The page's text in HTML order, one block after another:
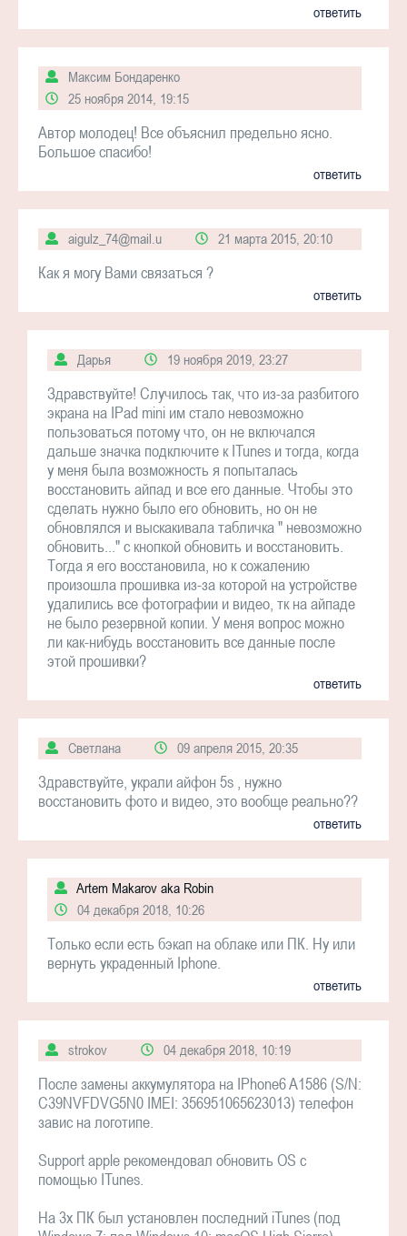
ответить
Максим Бондаренко
25 ноября 2014, 19:15
Автор молодец! Все объяснил предельно ясно.
Большое спасибо!
ответить
aigulz_74@mail.u 21 марта 2015, 20:10
Как я могу Вами связаться ?
ответить
Дарья 19 ноября 2019, 23:27
Здравствуйте! Случилось так, что из-за разбитого
экрана на IPad mini им стало невозможно
пользоваться потому что, он не включался
дальше значка подключите к ITunes и тогда, когда
у меня была возможность я попыталась
восстановить айпад и все его данные. Чтобы это
сделать нужно было его обновить, но он не
обновлялся и выскакивала табличка " невозможно
обновить..." с кнопкой обновить и восстановить.
Тогда я его восстановила, но к сожалению
произошла прошивка из-за которой на устройстве
удалились все фотографии и видео, тк на айпаде
не было резервной копии. У меня вопрос можно
ли как-нибудь восстановить все данные после
этой прошивки?
ответить
Светлана 09 апреля 2015, 20:35
Здравствуйте, украли айфон 5s , нужно
восстановить фото и видео, это вообще реально??
ответить
Artem Makarov aka Robin
04 декабря 2018, 10:26
Только если есть бэкап на облаке или ПК. Ну или
вернуть украденный Iphone.
ответить
strokov 04 декабря 2018, 10:19
После замены аккумулятора на IPhone6 A1586 (S/N:
C39NVFDVG5N0 IMEI: 356951065623013) телефон
завис на логотипе.
Support apple рекомендовал обновить OS с
помощью ITunes.
На 3х ПК был установлен последний iTunes (под